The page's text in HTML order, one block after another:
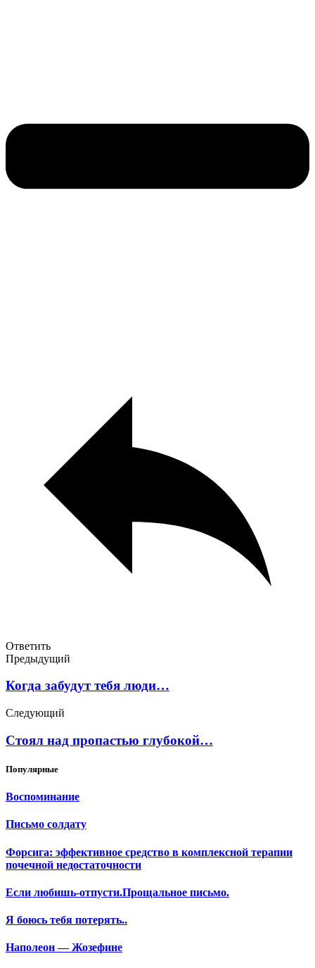
Ответить
Предыдущий
Когда забудут тебя люди…
Следующий
Стоял над пропастью глубокой…
Популярные
Воспоминание
Письмо солдату
Форсига: эффективное средство в комплексной терапии
почечной недостаточности
Если любишь-отпусти.Прощальное письмо.
Я боюсь тебя потерять..
Наполеон — Жозефине